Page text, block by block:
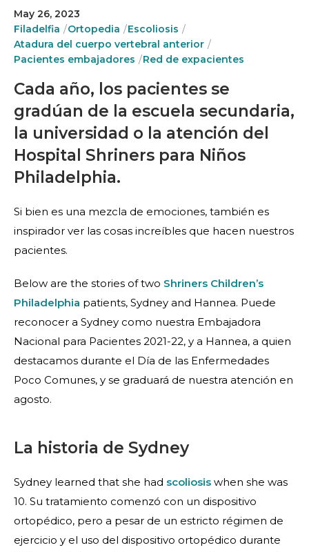
May 26, 2023
Filadelfia
Ortopedia
Escoliosis
Atadura del cuerpo vertebral anterior
Pacientes embajadores
Red de expacientes
Cada año, los pacientes se
gradúan de la escuela secundaria,
la universidad o la atención del
Hospital Shriners para Niños
Philadelphia.
Si bien es una mezcla de emociones, también es
inspirador ver las cosas increíbles que hacen nuestros
pacientes.
Below are the stories of two Shriners Children’s
Philadelphia patients, Sydney and Hannea. Puede
reconocer a Sydney como nuestra Embajadora
Nacional para Pacientes 2021-22, y a Hannea, a quien
destacamos durante el Día de las Enfermedades
Poco Comunes, y se graduará de nuestra atención en
agosto.
La historia de Sydney
Sydney learned that she had scoliosis when she was
10. Su tratamiento comenzó con un dispositivo
ortopédico, pero a pesar de un estricto régimen de
ejercicio y el uso del dispositivo ortopédico durante